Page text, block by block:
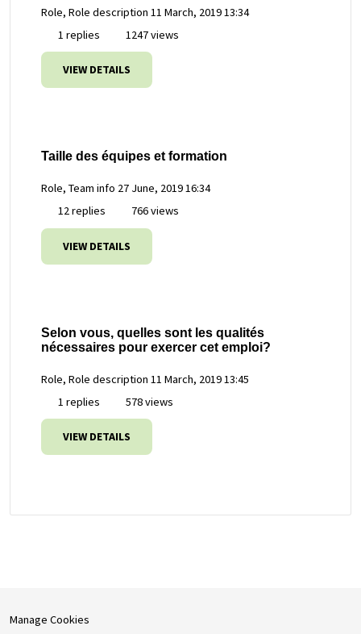
Role, Role description 11 March, 2019 13:34
1 replies
1247 views
VIEW DETAILS
Taille des équipes et formation
Role, Team info 27 June, 2019 16:34
12 replies
766 views
VIEW DETAILS
Selon vous, quelles sont les qualités
nécessaires pour exercer cet emploi?
Role, Role description 11 March, 2019 13:45
1 replies
578 views
VIEW DETAILS
Manage Cookies